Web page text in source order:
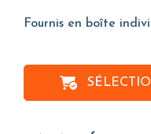
Fournis en boîte